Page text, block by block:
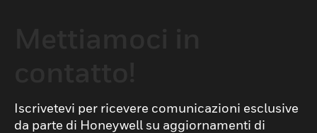
Iscrivetevi per ricevere comunicazioni esclusive
da parte di Honeywell su aggiornamenti di